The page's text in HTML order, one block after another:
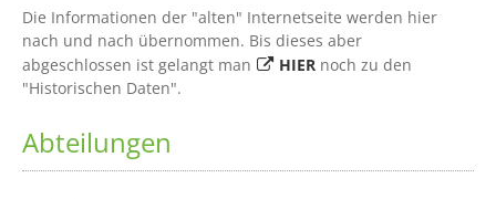
Die Informationen der "alten" Internetseite werden hier
nach und nach übernommen. Bis dieses aber
abgeschlossen ist gelangt man
HIER noch zu den
"Historischen Daten".
Abteilungen